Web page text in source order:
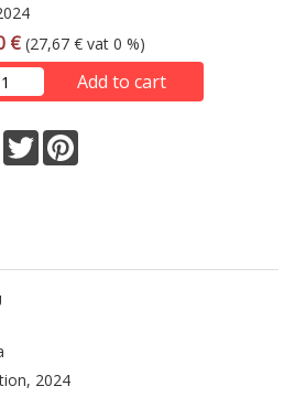
€ (27,67 € vat 0 %)
Add to cart
Facebook
Twitter
2024